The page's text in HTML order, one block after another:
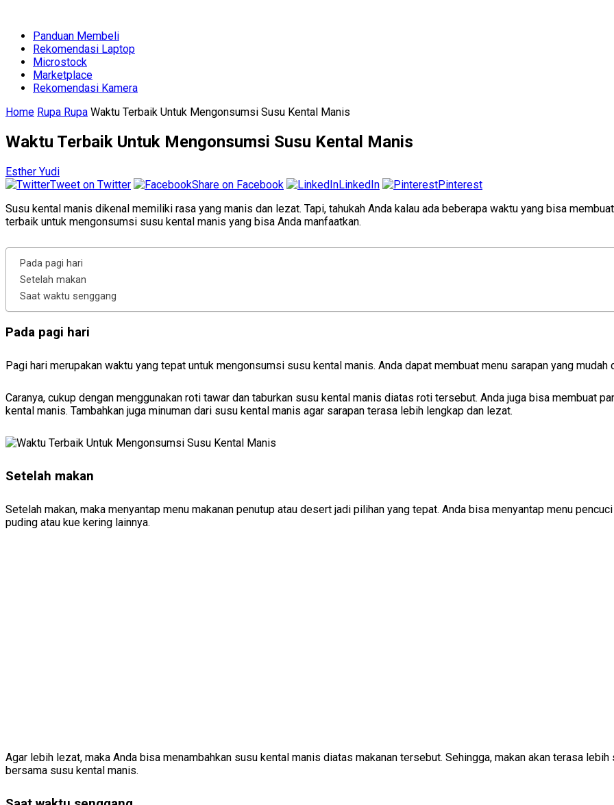
Panduan Membeli
Rekomendasi Laptop
Microstock
Marketplace
Rekomendasi Kamera
Home Rupa Rupa Waktu Terbaik Untuk Mengonsumsi Susu Kental Manis
Waktu Terbaik Untuk Mengonsumsi Susu Kental Manis
Esther Yudi
Tweet on Twitter
Share on Facebook LinkedIn
Pinterest
Susu kental manis dikenal memiliki rasa yang manis dan lezat. Tapi, tahukah Anda kalau ada beberapa waktu yang bisa
terbaik untuk mengonsumsi susu kental manis yang bisa Anda manfaatkan.
Pada pagi hari
Setelah makan
Saat waktu senggang
Pada pagi hari
Pagi hari merupakan waktu yang tepat untuk mengonsumsi susu kental manis. Anda dapat membuat menu sarapan yang
Caranya, cukup dengan menggunakan roti tawar dan taburkan susu kental manis diatas roti tersebut. Anda juga bisa membuat
kental manis. Tambahkan juga minuman dari susu kental manis agar sarapan terasa lebih lengkap dan lezat.
Setelah makan
Setelah makan, maka menyantap menu makanan penutup atau desert jadi pilihan yang tepat. Anda bisa menyantap menu
puding atau kue kering lainnya.
Agar lebih lezat, maka Anda bisa menambahkan susu kental manis diatas makanan tersebut. Sehingga, makan akan terasa
bersama susu kental manis.